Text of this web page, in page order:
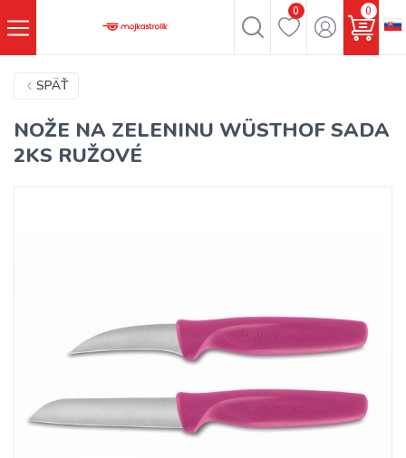
0 0
SPÄŤ
NOŽE NA ZELENINU WÜSTHOF SADA
2KS RUŽOVÉ